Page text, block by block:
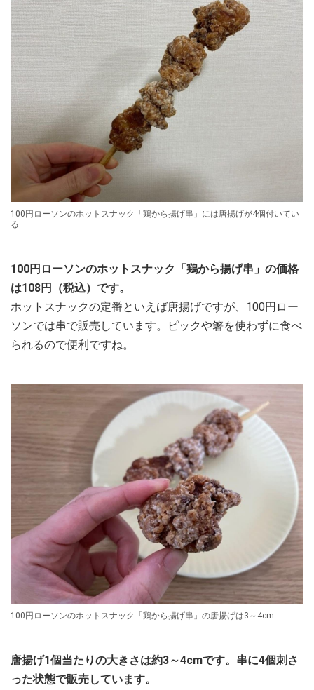
100円ローソンのホットスナック「鶏から揚げ串」には唐揚げが4個付いてい
る
100円ローソンのホットスナック「鶏から揚げ串」の価格
は108円（税込）です。
ホットスナックの定番といえば唐揚げですが、100円ロー
ソンでは串で販売しています。ピックや箸を使わずに食べ
られるので便利ですね。
100円ローソンのホットスナック「鶏から揚げ串」の唐揚げは3～4cm
唐揚げ1個当たりの大きさは約3～4cmです。串に4個刺さ
った状態で販売しています。